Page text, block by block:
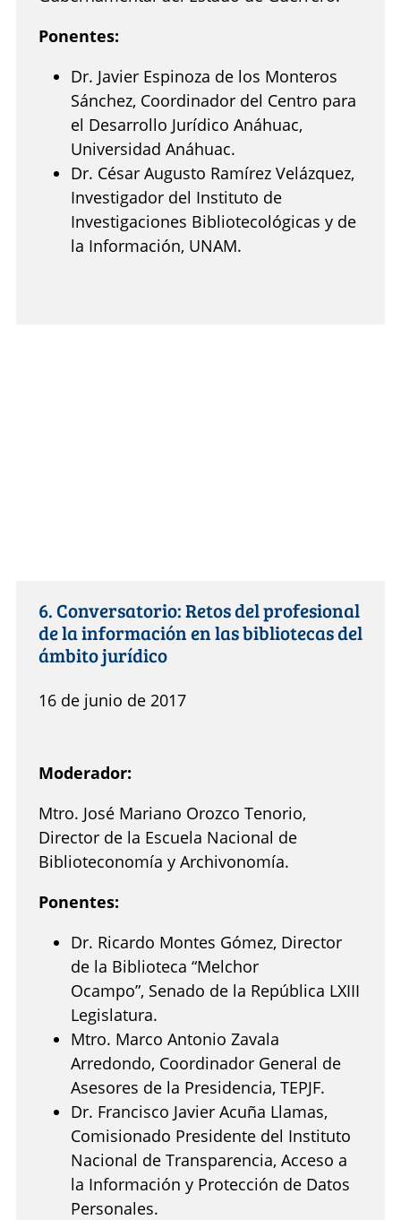
Ponentes:
Dr. Javier Espinoza de los Monteros
Sánchez, Coordinador del Centro para
el Desarrollo Jurídico Anáhuac,
Universidad Anáhuac.
Dr. César Augusto Ramírez Velázquez,
Investigador del Instituto de
Investigaciones Bibliotecológicas y de
la Información, UNAM.
6. Conversatorio: Retos del profesional
de la información en las bibliotecas del
ámbito jurídico
16 de junio de 2017
Moderador:
Mtro. José Mariano Orozco Tenorio,
Director de la Escuela Nacional de
Biblioteconomía y Archivonomía.
Ponentes:
Dr. Ricardo Montes Gómez, Director
de la Biblioteca “Melchor
Ocampo”, Senado de la República LXIII
Legislatura.
Mtro. Marco Antonio Zavala
Arredondo, Coordinador General de
Asesores de la Presidencia, TEPJF.
Dr. Francisco Javier Acuña Llamas,
Comisionado Presidente del Instituto
Nacional de Transparencia, Acceso a
la Información y Protección de Datos
Personales.